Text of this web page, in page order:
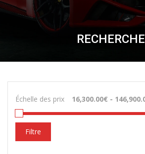
RECHERCHE
Échelle des prix
Filtre